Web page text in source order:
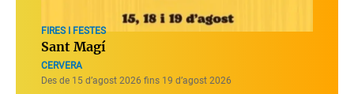
FIRES I FESTES
Sant Magí
CERVERA
Des de 15 d’agost 2026 fins 19 d’agost 2026